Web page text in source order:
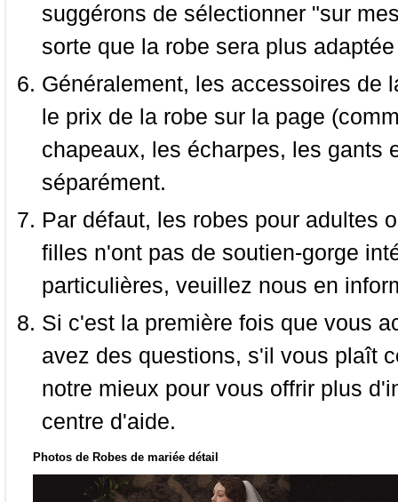
suggérons de sélectionner "sur
sorte que la robe sera plus
Généralement, les accessoires de
le prix de la robe sur la page
chapeaux, les écharpes, les gants
séparément.
Par défaut, les robes pour adultes
filles n'ont pas de soutien-gorge
particulières, veuillez nous en
Si c'est la première fois que vous
avez des questions, s'il vous plaît
notre mieux pour vous offrir plus
centre d'aide.
Photos de Robes de mariée détail